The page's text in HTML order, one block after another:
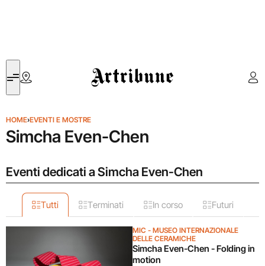
Artribune
HOME›EVENTI E MOSTRE
Simcha Even-Chen
Eventi dedicati a Simcha Even-Chen
Tutti Terminati In corso Futuri
MIC - MUSEO INTERNAZIONALE
DELLE CERAMICHE
Simcha Even-Chen - Folding in
motion